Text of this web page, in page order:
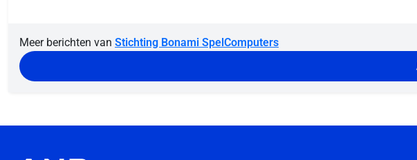
Meer berichten van Stichting Bonami SpelComputers